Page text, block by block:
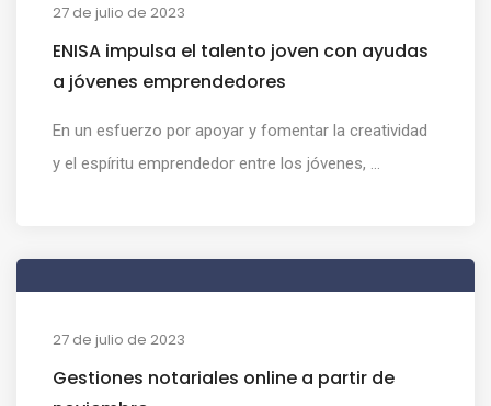
27 de julio de 2023
ENISA impulsa el talento joven con ayudas
a jóvenes emprendedores
En un esfuerzo por apoyar y fomentar la creatividad
y el espíritu emprendedor entre los jóvenes, ...
27 de julio de 2023
Gestiones notariales online a partir de